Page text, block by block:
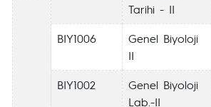
Tarihi - II
BIY1006
Genel Biyoloji
II
BIY1002
Genel Biyoloji
Lab.-II